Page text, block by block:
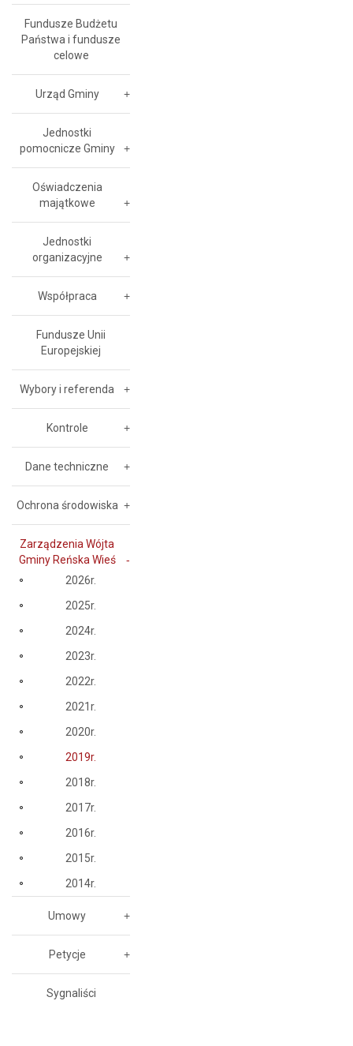
Fundusze Budżetu
Państwa i fundusze
celowe
Urząd Gminy
Jednostki
pomocnicze Gminy
Oświadczenia
majątkowe
Jednostki
organizacyjne
Współpraca
Fundusze Unii
Europejskiej
Wybory i referenda
Kontrole
Dane techniczne
Ochrona środowiska
Zarządzenia Wójta
Gminy Reńska Wieś
2026r.
2025r.
2024r.
2023r.
2022r.
2021r.
2020r.
2019r.
2018r.
2017r.
2016r.
2015r.
2014r.
Umowy
Petycje
Sygnaliści